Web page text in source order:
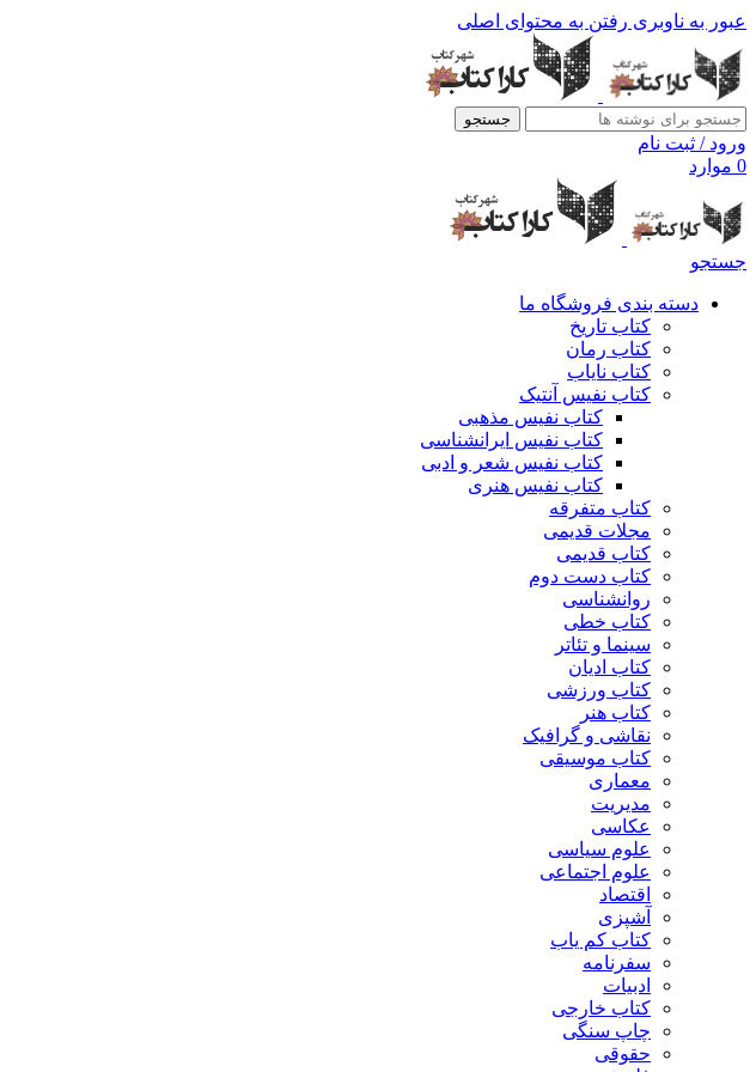
عبور به ناوبری رفتن به محتوای اصلی
جستجو
ورود / ثبت نام
0 موارد
جستجو
دسته بندی فروشگاه ما
کتاب تاریخ
کتاب رمان
کتاب نایاب
کتاب نفیس آنتیک
کتاب نفیس مذهبی
کتاب نفیس ایرانشناسی
کتاب نفیس شعر و ادبی
کتاب نفیس هنری
کتاب متفرقه
مجلات قدیمی
کتاب قدیمی
کتاب دست دوم
روانشناسی
کتاب خطی
سینما و تئاتر
کتاب ادیان
کتاب ورزشی
کتاب هنر
نقاشی و گرافیک
کتاب موسیقی
معماری
مدیریت
عکاسی
علوم سیاسی
علوم اجتماعی
اقتصاد
آشپزی
کتاب کم یاب
سفرنامه
ادبیات
کتاب خارجی
چاپ سنگی
حقوقی